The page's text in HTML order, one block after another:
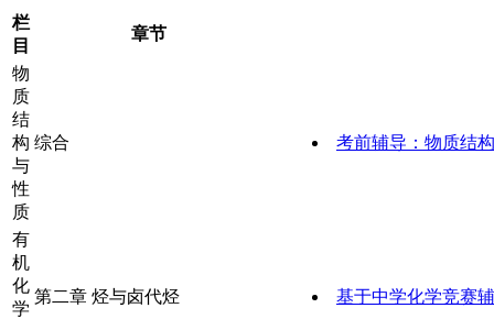
栏
目
章节
物
质
结
构
与
性
质
综合 考前辅导：物质结
有
机
化
学
第二章 烃与卤代烃 基于中学化学竞赛